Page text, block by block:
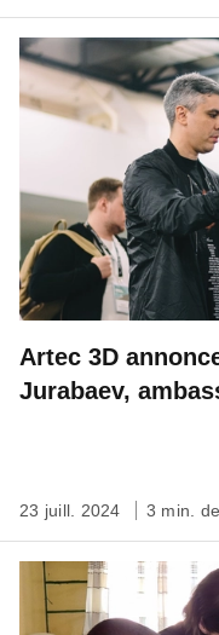
Artec 3D
Jurabaev,
23 juill. 2024 3 min.